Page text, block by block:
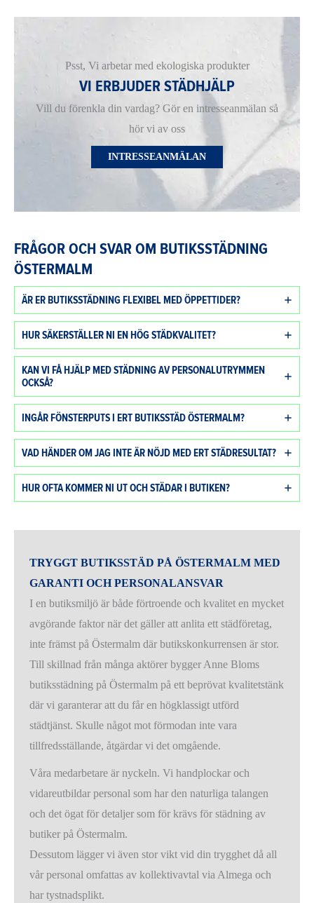
Psst, Vi arbetar med ekologiska produkter
VI ERBJUDER STÄDHJÄLP
Vill du förenkla din vardag? Gör en intresseanmälan så
hör vi av oss
INTRESSEANMÄLAN
FRÅGOR OCH SVAR OM BUTIKSSTÄDNING
ÖSTERMALM
ÄR ER BUTIKSSTÄDNING FLEXIBEL MED ÖPPETTIDER?
HUR SÄKERSTÄLLER NI EN HÖG STÄDKVALITET?
KAN VI FÅ HJÄLP MED STÄDNING AV PERSONALUTRYMMEN
OCKSÅ?
INGÅR FÖNSTERPUTS I ERT BUTIKSSTÄD ÖSTERMALM?
VAD HÄNDER OM JAG INTE ÄR NÖJD MED ERT STÄDRESULTAT?
HUR OFTA KOMMER NI UT OCH STÄDAR I BUTIKEN?
TRYGGTBUTIKSSTÄD PÅ ÖSTERMALM MED
GARANTI OCH PERSONALANSVAR
I en butiksmiljö är både förtroende och kvalitet en mycket
avgörande faktor när det gäller att anlita ett städföretag,
inte främst på Östermalm där butikskonkurrensen är stor.
Till skillnad från många aktörer bygger Anne Bloms
butiksstädning på Östermalm på ett beprövat kvalitetstänk
där vi garanterar att du får en högklassigt utförd
städtjänst. Skulle något mot förmodan inte vara
tillfredsställande, åtgärdar vi det omgående.
Våra medarbetare är nyckeln. Vi handplockar och
vidareutbildar personal som har den naturliga talangen
och det ögat för detaljer som för krävs för städning av
butiker på Östermalm.
Dessutom lägger vi även stor vikt vid din trygghet då all
vår personal omfattas av kollektivavtal via Almega och
har tystnadsplikt.